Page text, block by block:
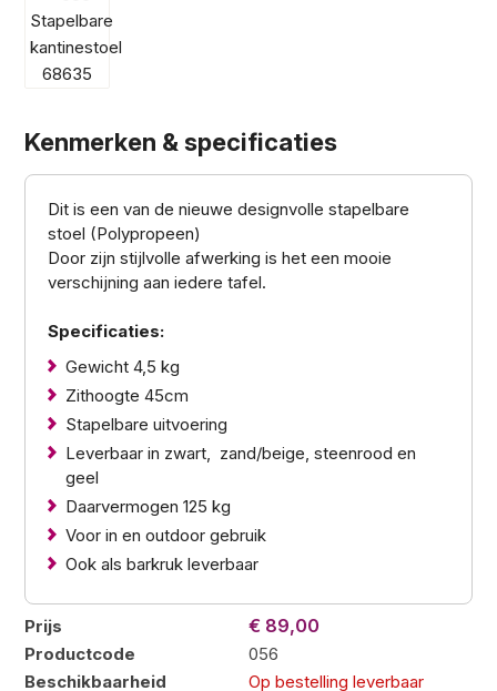
Kenmerken & specificaties
Dit is een van de nieuwe designvolle stapelbare
stoel (Polypropeen)
Door zijn stijlvolle afwerking is het een mooie
verschijning aan iedere tafel.
Specificaties:
Gewicht 4,5 kg
Zithoogte 45cm
Stapelbare uitvoering
Leverbaar in zwart, zand/beige, steenrood en
geel
Daarvermogen 125 kg
Voor in en outdoor gebruik
Ook als barkruk leverbaar
Prijs € 89,00
Productcode
056
Beschikbaarheid
Op bestelling leverbaar